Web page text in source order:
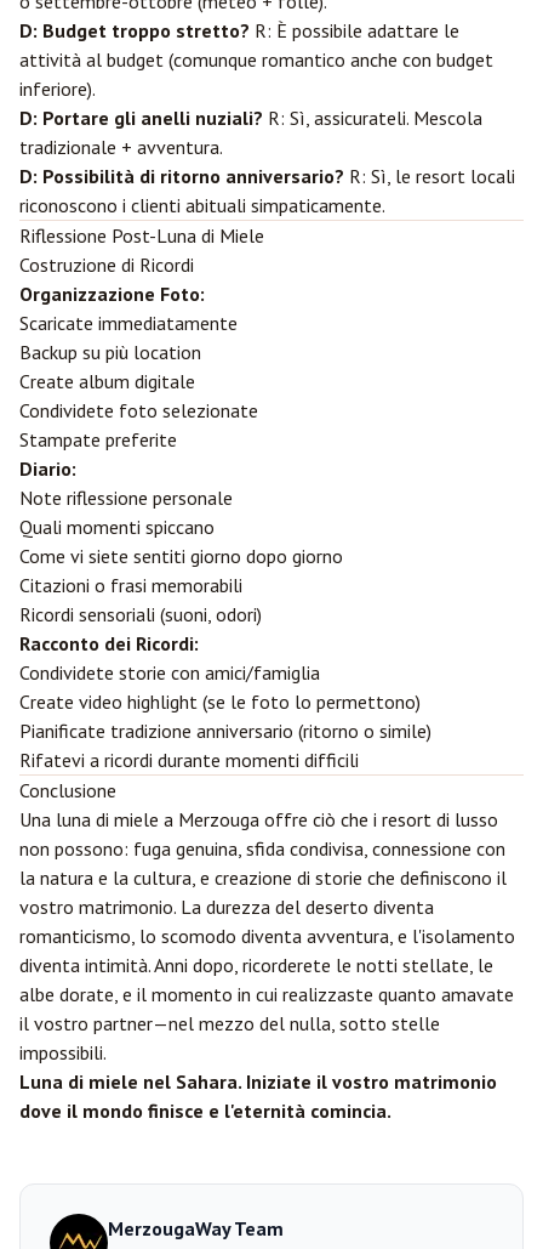
D: Budget troppo stretto? R: È possibile adattare le
attività al budget (comunque romantico anche con budget
inferiore).
D: Portare gli anelli nuziali? R: Sì, assicurateli. Mescola
tradizionale + avventura.
D: Possibilità di ritorno anniversario? R: Sì, le resort locali
riconoscono i clienti abituali simpaticamente.
Riflessione Post-Luna di Miele
Costruzione di Ricordi
Organizzazione Foto:
Scaricate immediatamente
Backup su più location
Create album digitale
Condividete foto selezionate
Stampate preferite
Diario:
Note riflessione personale
Quali momenti spiccano
Come vi siete sentiti giorno dopo giorno
Citazioni o frasi memorabili
Ricordi sensoriali (suoni, odori)
Racconto dei Ricordi:
Condividete storie con amici/famiglia
Create video highlight (se le foto lo permettono)
Pianificate tradizione anniversario (ritorno o simile)
Rifatevi a ricordi durante momenti difficili
Conclusione
Una luna di miele a Merzouga offre ciò che i resort di lusso
non possono: fuga genuina, sfida condivisa, connessione con
la natura e la cultura, e creazione di storie che definiscono il
vostro matrimonio. La durezza del deserto diventa
romanticismo, lo scomodo diventa avventura, e l'isolamento
diventa intimità. Anni dopo, ricorderete le notti stellate, le
albe dorate, e il momento in cui realizzaste quanto amavate
il vostro partner—nel mezzo del nulla, sotto stelle
impossibili.
Luna di miele nel Sahara. Iniziate il vostro matrimonio
dove il mondo finisce e l'eternità comincia.
MerzougaWay Team